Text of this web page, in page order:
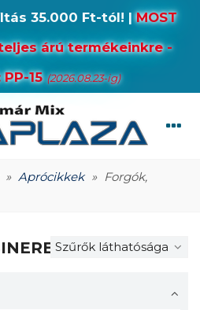
35.000 Ft-tól! |MOST
árú termékeinkre -
PP-15(2026.08.23-ig)
» Aprócikkek » Forgók,
FORGÓK
Szűrők láthatósága